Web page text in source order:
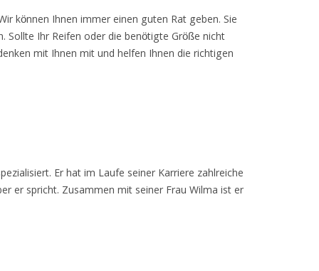
können Ihnen immer einen guten Rat geben. Sie
Sollte Ihr Reifen oder die benötigte Größe nicht
mit Ihnen mit und helfen Ihnen die richtigen
Er hat im Laufe seiner Karriere zahlreiche
er spricht. Zusammen mit seiner Frau Wilma ist er